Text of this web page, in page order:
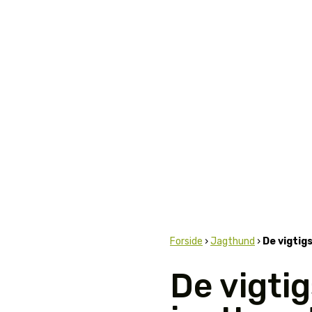
Forside ›Jagthund › De
De